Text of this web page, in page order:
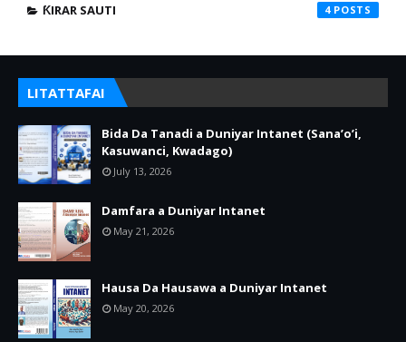
ƘIRAR SAUTI 4
LITATTAFAI
Bida Da Tanadi a Duniyar Intanet (Sana’o’i,
Kasuwanci, Kwadago)
July 13, 2026
Damfara a Duniyar Intanet
May 21, 2026
Hausa Da Hausawa a Duniyar Intanet
May 20, 2026